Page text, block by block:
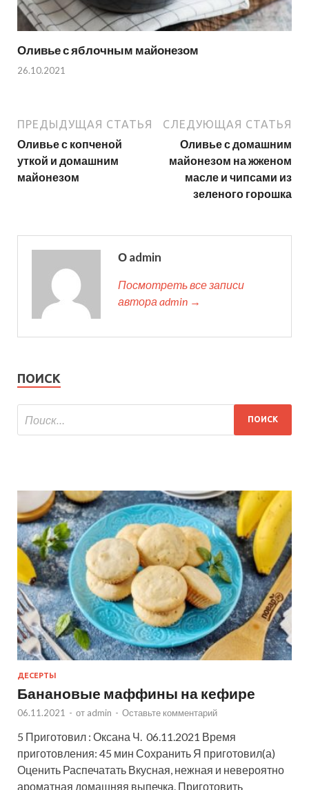
Оливье с яблочным майонезом
26.10.2021
ПРЕДЫДУЩАЯ СТАТЬЯ
Оливье с копченой
уткой и домашним
майонезом
СЛЕДУЮЩАЯ СТАТЬЯ
Оливье с домашним
майонезом на жженом
масле и чипсами из
зеленого горошка
О admin
Посмотреть все записи
автора admin →
ПОИСК
ДЕСЕРТЫ
Банановые маффины на кефире
06.11.2021 - от admin - Оставьте комментарий
5 Приготовил : Оксана Ч. 06.11.2021 Время
приготовления: 45 мин Сохранить Я приготовил(а)
Оценить Распечатать Вкусная, нежная и невероятно
ароматная домашняя выпечка. Приготовить